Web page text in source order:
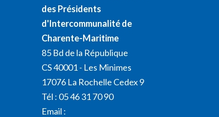
des Présidents
d'Intercommunalité de
Charente-Maritime
85 Bd de la République
CS 40001 - Les Minimes
17076 La Rochelle Cedex 9
Tél : 05 46 31 70 90
Email :